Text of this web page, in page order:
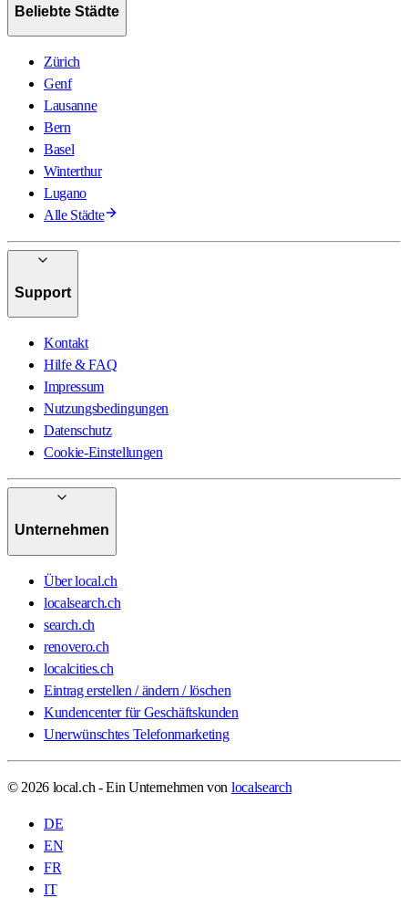
Beliebte Städte
Zürich
Genf
Lausanne
Bern
Basel
Winterthur
Lugano
Alle Städte
Support
Kontakt
Hilfe & FAQ
Impressum
Nutzungsbedingungen
Datenschutz
Cookie-Einstellungen
Unternehmen
Über local.ch
localsearch.ch
search.ch
renovero.ch
localcities.ch
Eintrag erstellen / ändern / löschen
Kundencenter für Geschäftskunden
Unerwünschtes Telefonmarketing
© 2026 local.ch - Ein Unternehmen von localsearch
DE
EN
FR
IT